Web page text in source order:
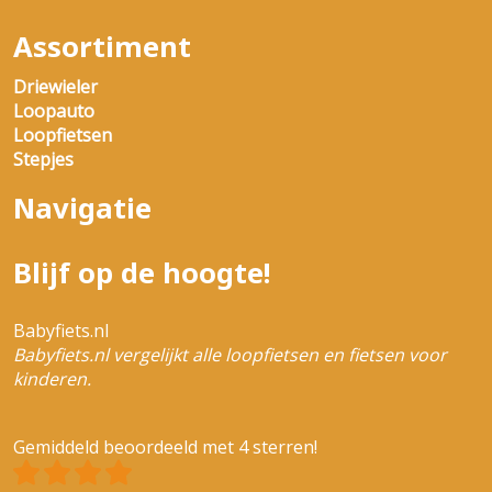
Assortiment
Driewieler
Loopauto
Loopfietsen
Stepjes
Navigatie
Blijf op de hoogte!
Babyfiets.nl
Babyfiets.nl vergelijkt alle loopfietsen en fietsen voor
kinderen.
Gemiddeld beoordeeld met 4 sterren!